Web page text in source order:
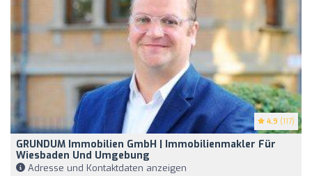
4.9 (117)
GRUNDUM Immobilien GmbH | Immobilienmakler Für
Wiesbaden Und Umgebung
Adresse und Kontaktdaten anzeigen